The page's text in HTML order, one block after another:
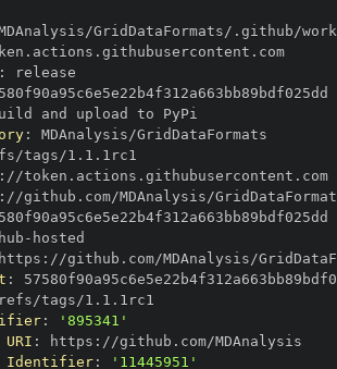
//token.actions.githubusercontent.com
:
:
//token.actions.githubusercontent.com
:
-
:
:
:
'895341'
: https :
Identifier: '11445951'